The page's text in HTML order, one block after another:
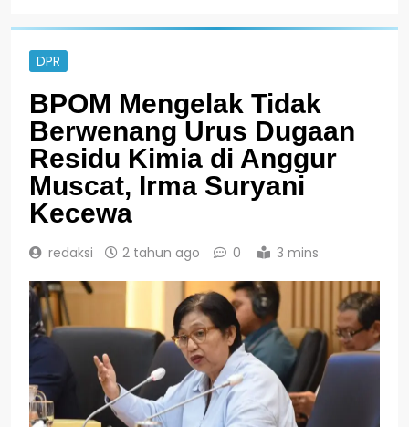
DPR
BPOM Mengelak Tidak
Berwenang Urus Dugaan
Residu Kimia di Anggur
Muscat, Irma Suryani
Kecewa
redaksi 2 tahun ago 0 3 mins